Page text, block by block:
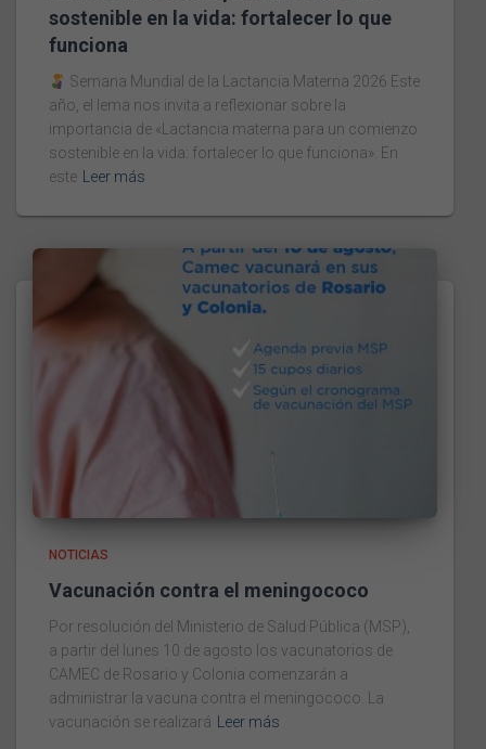
sostenible en la vida: fortalecer lo que
funciona
Semana Mundial de la Lactancia Materna 2026 Este
año, el lema nos invita a reflexionar sobre la
importancia de «Lactancia materna para un comienzo
sostenible en la vida: fortalecer lo que funciona». En
este Leer más
NOTICIAS
Vacunación contra el meningococo
Por resolución del Ministerio de Salud Pública (MSP),
a partir del lunes 10 de agosto los vacunatorios de
CAMEC de Rosario y Colonia comenzarán a
administrar la vacuna contra el meningococo. La
vacunación se realizará
Leer más